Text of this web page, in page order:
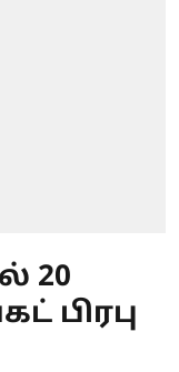
20
பிரபு